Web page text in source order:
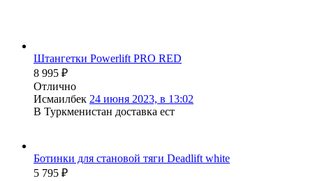
Штангетки Powerlift PRO RED
8 995 ₽
Отлично
Исмаилбек 24 июня 2023, в 13:02
В Туркменистан доставка ест
Ботинки для становой тяги Deadlift white
5 795 ₽